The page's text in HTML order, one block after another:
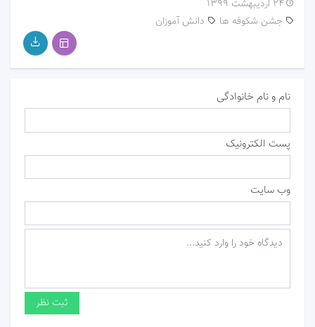
۲۴ اردیبهشت ۱۳۹۹
جشن شکوفه ها
دانش آموزان
نام و نام خانوادگی
پست الکترونیک
وب سایت